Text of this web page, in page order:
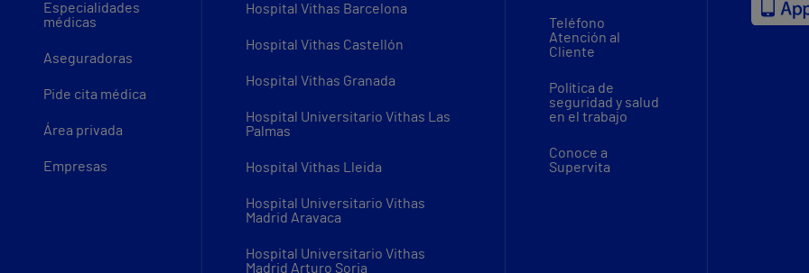
Especialidades
médicas
Aseguradoras
Pide cita médica
Área privada
Empresas
Hospital Vithas Barcelona
Hospital Vithas Castellón
Hospital Vithas Granada
Hospital Universitario Vithas Las
Palmas
Hospital Vithas Lleida
Hospital Universitario Vithas
Madrid Aravaca
Hospital Universitario Vithas
Madrid Arturo Soria
Teléfono
Atención al
Cliente
Política de
seguridad y salud
en el trabajo
Conoce a
Supervita